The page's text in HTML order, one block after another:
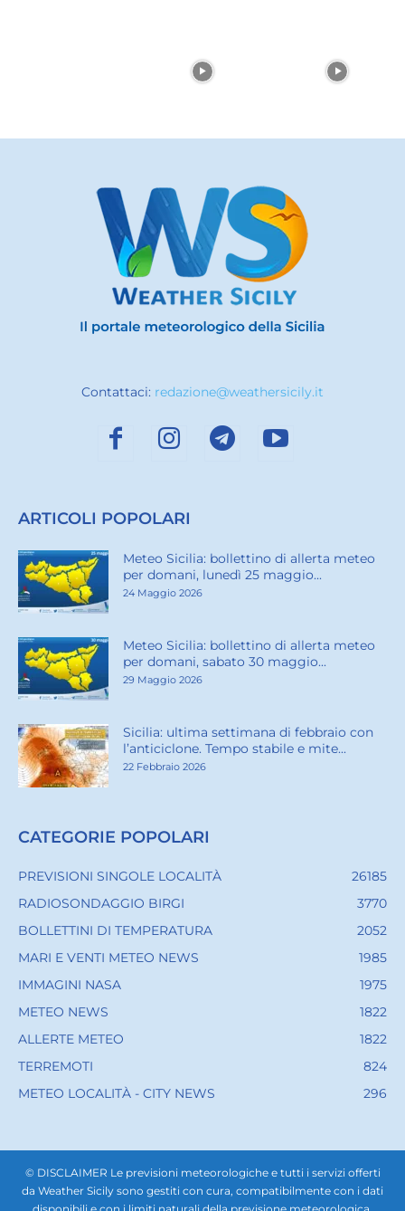
Contattaci: redazione@weathersicily.it
ARTICOLI POPOLARI
Meteo Sicilia: bollettino di allerta meteo
per domani, lunedì 25 maggio...
24 Maggio 2026
Meteo Sicilia: bollettino di allerta meteo
per domani, sabato 30 maggio...
29 Maggio 2026
Sicilia: ultima settimana di febbraio con
l’anticiclone. Tempo stabile e mite...
22 Febbraio 2026
CATEGORIE POPOLARI
PREVISIONI SINGOLE LOCALITÀ
26185
RADIOSONDAGGIO BIRGI
3770
BOLLETTINI DI TEMPERATURA
2052
MARI E VENTI METEO NEWS
1985
IMMAGINI NASA
1975
METEO NEWS
1822
ALLERTE METEO
1822
TERREMOTI
824
METEO LOCALITÀ - CITY NEWS
296
© DISCLAIMER Le previsioni meteorologiche e tutti i servizi offerti
da Weather Sicily sono gestiti con cura, compatibilmente con i dati